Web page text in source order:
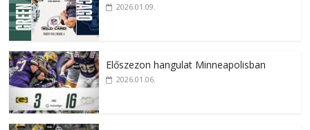
2026.01.09.
Előszezon hangulat Minneapolisban
2026.01.06.